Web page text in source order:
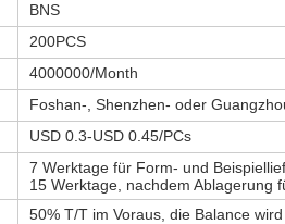
BNS
200PCS
4000000/Month
Foshan-, Shenzhen- oder
USD 0.3-USD 0.45/PCs
7 Werktage für Form- und
15 Werktage, nachdem Ablagerung
50% T/T im Voraus, die Balance